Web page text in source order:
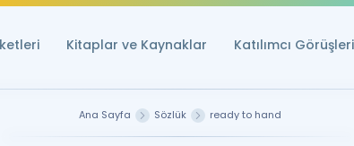
Kitaplar ve Kaynaklar Katılımcı Görüşleri
Ücretsiz
Ana Sayfa Sözlük ready to hand